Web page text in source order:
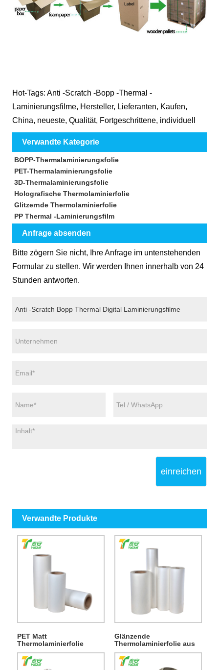
Hot-Tags: Anti -Scratch -Bopp -Thermal -
Laminierungsfilme, Hersteller, Lieferanten, Kaufen,
China, neueste, Qualität, Fortgeschrittene, individuell
Verwandte Kategorie
BOPP-Thermalaminierungsfolie
PET-Thermalaminierungsfolie
3D-Thermalaminierungsfolie
Holografische Thermolaminierfolie
Glitzernde Thermolaminierfolie
PP Thermal -Laminierungsfilm
Anfrage absenden
Bitte zögern Sie nicht, Ihre Anfrage im untenstehenden
Formular zu stellen. Wir werden Ihnen innerhalb von 24
Stunden antworten.
einreichen
Verwandte Produkte
PET Matt
Thermolaminierfolie
Glänzende
Thermolaminierfolie aus
PET